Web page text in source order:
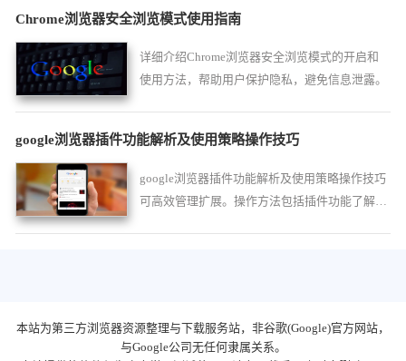
Chrome浏览器安全浏览模式使用指南
详细介绍Chrome浏览器安全浏览模式的开启和
使用方法，帮助用户保护隐私，避免信息泄露。
google浏览器插件功能解析及使用策略操作技巧
google浏览器插件功能解析及使用策略操作技巧
可高效管理扩展。操作方法包括插件功能了解、
本站为第三方浏览器资源整理与下载服务站，非谷歌(Google)官方网站，
与Google公司无任何隶属关系。